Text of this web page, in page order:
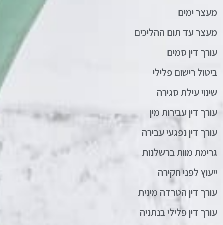
מעצר ימים
מעצר עד תום ההליכים
עורך דין סמים
ביטול רישום פלילי
שינוי עילת סגירה
עורך דין עבירות מין
עורך דין נפגעי עבירה
גרימת מוות ברשלנות
ייעוץ לפני חקירה
עורך דין הטרדה מינית
עורך דין פלילי בנתניה